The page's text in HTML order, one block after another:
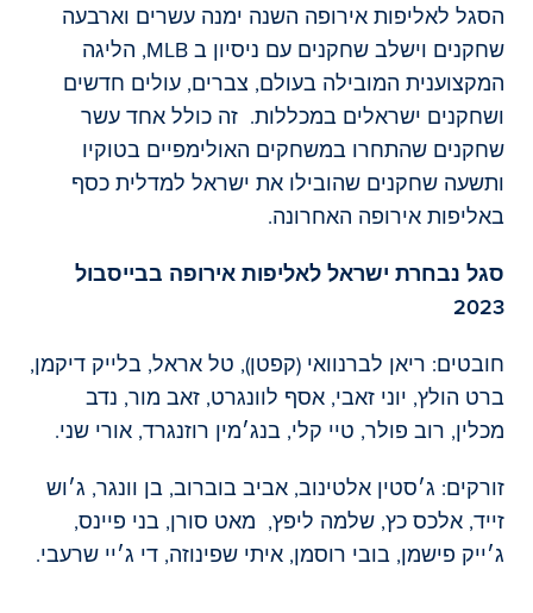
הסגל לאליפות אירופה השנה ימנה עשרים וארבעה
שחקנים וישלב שחקנים עם ניסיון ב MLB, הליגה
המקצוענית המובילה בעולם, צברים, עולים חדשים
ושחקנים ישראלים במכללות. זה כולל אחד עשר
שחקנים שהתחרו במשחקים האולימפיים בטוקיו
ותשעה שחקנים שהובילו את ישראל למדלית כסף
באליפות אירופה האחרונה.
סגל נבחרת ישראל לאליפות אירופה בבייסבול
2023
חובטים: ריאן לברנוואי (קפטן), טל אראל, בלייק דיקמן,
ברט הולץ, יוני זאבי, אסף לוונגרט, זאב מור, נדב
מכלין, רוב פולר, טיי קלי, בנג׳מין רוזנגרד, אורי שני.
זורקים: ג׳סטין אלטינוב, אביב בוברוב, בן וונגר, ג׳וש
זייד, אלכס כץ, שלמה ליפץ, מאט סורן, בני פיינס,
ג׳ייק פישמן, בובי רוסמן, איתי שפינוזה, די ג׳יי שרעבי.